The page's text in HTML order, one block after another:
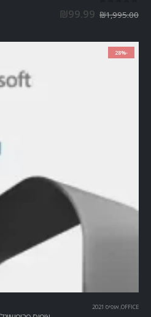
₪1,995.00
₪99.99
-28%
OFFICE
, אופיס 2021